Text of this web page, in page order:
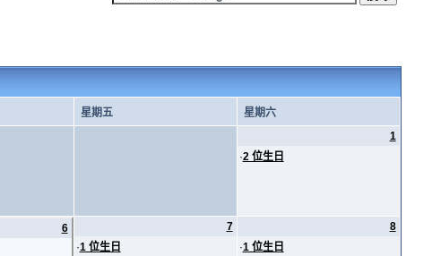
星期五
星期六
1
·2 位生日
6
7
·1 位生日
8
·1 位生日